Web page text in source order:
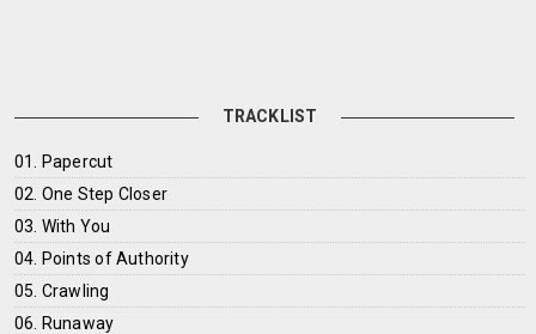
TRACKLIST
01. Papercut
02. One Step Closer
03. With You
04. Points of Authority
05. Crawling
06. Runaway